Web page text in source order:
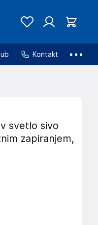
Kontakt
svetlo sivo
zapiranjem,